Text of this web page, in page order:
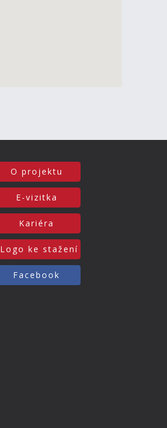
O projektu
E-vizitka
Kariéra
Logo ke stažení
Facebook